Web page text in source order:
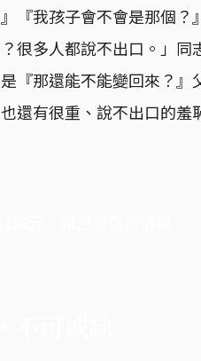
『我孩子會不會是那個？
很多人都說不出口。」
『那還能不能變回來？』
還有很重、說不出口的羞